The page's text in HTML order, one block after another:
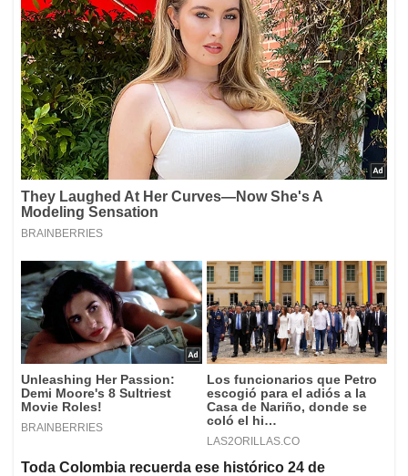
Toda Colombia recuerda ese histórico 24 de